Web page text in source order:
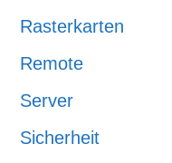
Rasterkarten
Remote
Server
Sicherheit